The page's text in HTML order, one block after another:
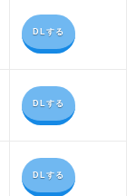
DLする
DLする
DLする